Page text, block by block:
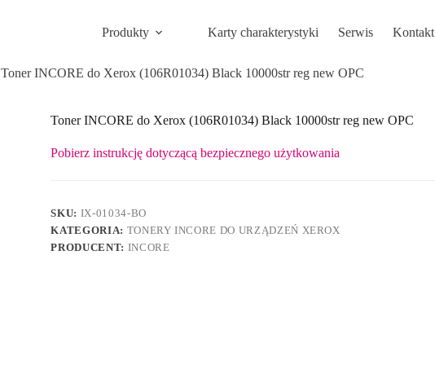
Produkty Karty charakterystyki Serwis Kontakt
Toner INCORE do Xerox (106R01034) Black 10000str reg new OPC
Toner INCORE do Xerox (106R01034) Black 10000str reg new OPC
Pobierz instrukcję dotyczącą bezpiecznego użytkowania
SKU: IX-01034-BO
KATEGORIA: TONERY INCORE DO URZĄDZEŃ XEROX
PRODUCENT: INCORE